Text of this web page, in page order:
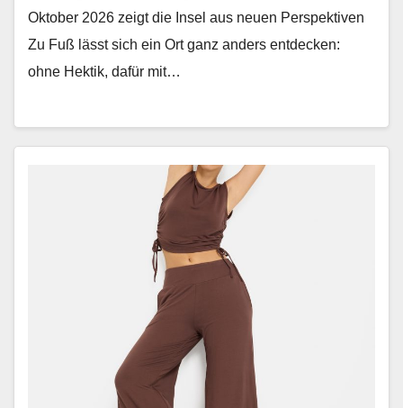
Oktober 2026 zeigt die Insel aus neuen Perspektiven
Zu Fuß lässt sich ein Ort ganz anders ent­deck­en:
ohne Hek­tik, dafür mit…